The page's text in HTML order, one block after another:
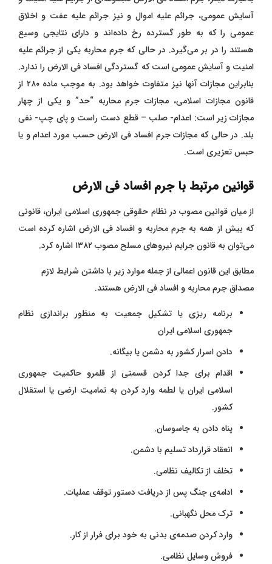
آسایش عمومی، جرائم علیه اموال و نیز جرائم علیه عفت و اخلاق
عمومی را که به طور گسترده رخ داده‌اند و دارای نتایجی وسیع
هستند را در بر می‌گیرد. در حالی که جرم محاربه یکی از جرائم علیه
امنیت و آسایش عمومی است که گستردگی افساد فی الارض را ندارد.
بنابراین مجازات آنها نیز متفاوت خواهد بود. به موجب ماده ۲۸۰ از
قانون مجازات اسلامی، مجازات جرم محاربه “حد” و یکی از چهار
مجازات زیر است: اعدام- صلب – قطع دست راست و پای چپ- نفی
بلد. در حالی که مجازات جرم افساد‌ فی‌ الارض حسب مورد اعدام و یا
حبس تعزیری است.
قوانین مرتبط با جرم افساد‌ فی‌ الارض
از میان قوانین مصوب در نظام حقوقی جمهوری اسلامی ایران، قانونی
که بیش از همه به جرم محاربه و افساد فی الارض اشاره کرده است
می‌توان به قانون جرایم نیروهای مسلح مصوب ۱۳۸۲ اشاره کرد.
مطابق این قانون اعمالی از جمله موارد زیر با داشتن شرایط لازم
مصداق جرم محاربه و افساد فی الارض هستند.
برنامه ریزی یا تشکیل جمعیت به منظور براندازی نظام
جمهوری اسلامی ایران
دادن اسرار کشور به دشمن یا بیگانه.
اقدام برای جدا کردن قسمتی از قلمرو حاکمیت جمهوری
اسلامی ایران یا لطمه وارد کردن به تمامیت ارضی یا استقلال
کشور.
پناه دادن به جاسوسان.
انعقاد قرارداد تسلیم با دشمن.
تخلف از تکالیف نظامی.
ادامه‌ی جنگ پس از دریافت دستور توقف عملیات.
ترک محل نگهبانی.
وارد کردن صدمه‌ی بدنی به خود برای فرار از کار.
فروش وسایل نظامی.